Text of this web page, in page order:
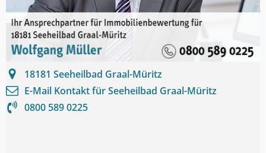
18181 Seeheilbad Graal-Müritz
E-Mail Kontakt fürSeeheilbad Graal-Müritz
0800 589 0225